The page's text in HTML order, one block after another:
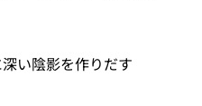
い陰影を作りだす